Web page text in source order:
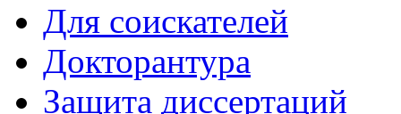
Для соискателей
Докторантура
Защита диссертаций